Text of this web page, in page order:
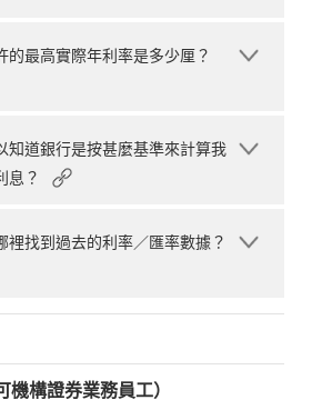
的最高實際年利率是多少厘？
知道銀行是按甚麼基準來計算我
息？
裡找到過去的利率／匯率數據？
機構證券業務員工）